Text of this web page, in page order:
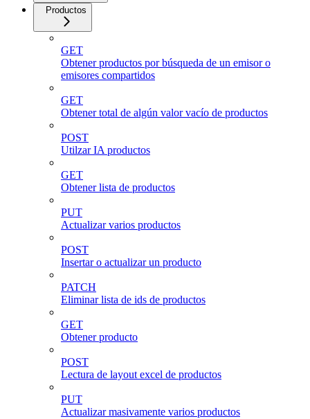
Productos
GET
Obtener productos por búsqueda de un emisor o
emisores compartidos
GET
Obtener total de algún valor vacío de productos
POST
Utilzar IA productos
GET
Obtener lista de productos
PUT
Actualizar varios productos
POST
Insertar o actualizar un producto
PATCH
Eliminar lista de ids de productos
GET
Obtener producto
POST
Lectura de layout excel de productos
PUT
Actualizar masivamente varios productos